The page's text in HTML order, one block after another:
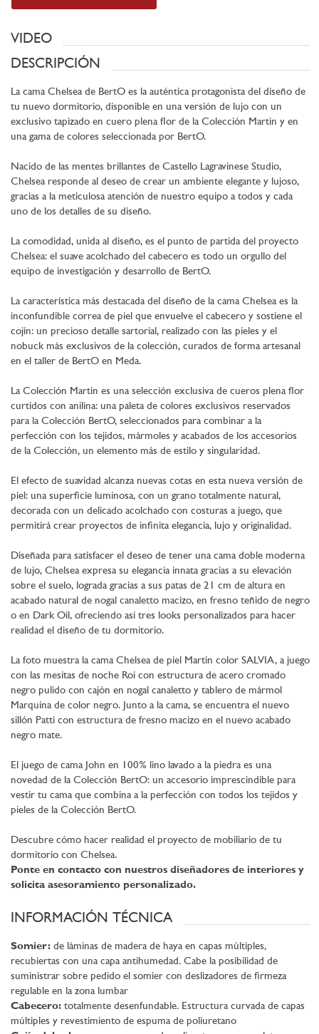
VIDEO
DESCRIPCIÓN
La cama Chelsea de BertO es la auténtica protagonista del diseño de
tu nuevo dormitorio, disponible en una versión de lujo con un
exclusivo tapizado en cuero plena flor de la Colección Martin y en
una gama de colores seleccionada por BertO.
Nacido de las mentes brillantes de Castello Lagravinese Studio,
Chelsea responde al deseo de crear un ambiente elegante y lujoso,
gracias a la meticulosa atención de nuestro equipo a todos y cada
uno de los detalles de su diseño.
La comodidad, unida al diseño, es el punto de partida del proyecto
Chelsea: el suave acolchado del cabecero es todo un orgullo del
equipo de investigación y desarrollo de BertO.
La característica más destacada del diseño de la cama Chelsea es la
inconfundible correa de piel que envuelve el cabecero y sostiene el
cojín: un precioso detalle sartorial, realizado con las pieles y el
nobuck más exclusivos de la colección, curados de forma artesanal
en el taller de BertO en Meda.
La Colección Martin es una selección exclusiva de cueros plena flor
curtidos con anilina: una paleta de colores exclusivos reservados
para la Colección BertO, seleccionados para combinar a la
perfección con los tejidos, mármoles y acabados de los accesorios
de la Colección, un elemento más de estilo y singularidad.
El efecto de suavidad alcanza nuevas cotas en esta nueva versión de
piel: una superficie luminosa, con un grano totalmente natural,
decorada con un delicado acolchado con costuras a juego, que
permitirá crear proyectos de infinita elegancia, lujo y originalidad.
Diseñada para satisfacer el deseo de tener una cama doble moderna
de lujo, Chelsea expresa su elegancia innata gracias a su elevación
sobre el suelo, lograda gracias a sus patas de 21 cm de altura en
acabado natural de nogal canaletto macizo, en fresno teñido de negro
o en Dark Oil, ofreciendo así tres looks personalizados para hacer
realidad el diseño de tu dormitorio.
La foto muestra la cama Chelsea de piel Martin color SALVIA, a juego
con las mesitas de noche Roi con estructura de acero cromado
negro pulido con cajón en nogal canaletto y tablero de mármol
Marquina de color negro. Junto a la cama, se encuentra el nuevo
sillón Patti con estructura de fresno macizo en el nuevo acabado
negro mate.
El juego de cama John en 100% lino lavado a la piedra es una
novedad de la Colección BertO: un accesorio imprescindible para
vestir tu cama que combina a la perfección con todos los tejidos y
pieles de la Colección BertO.
Descubre cómo hacer realidad el proyecto de mobiliario de tu
dormitorio con Chelsea.
Ponte en contacto con nuestros diseñadores de interiores y
solicita asesoramiento personalizado.
INFORMACIÓN TÉCNICA
Somier: de láminas de madera de haya en capas múltiples,
recubiertas con una capa antihumedad. Cabe la posibilidad de
suministrar sobre pedido el somier con deslizadores de firmeza
regulable en la zona lumbar
Cabecero: totalmente desenfundable. Estructura curvada de capas
múltiples y revestimiento de espuma de poliuretano